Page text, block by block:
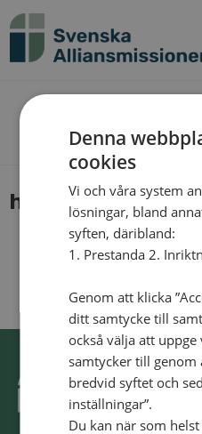
hen­rik-
Denna
cookies
Vi och våra system
lösningar, bland
syften, däribland:
1. Prestanda 2.
Genom att klicka
ditt samtycke till
också välja att
samtycker till genom
bredvid syftet och
inställningar”.
Du kan när som